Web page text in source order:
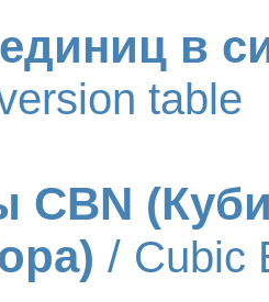
в
table
CBN
/ Cubic